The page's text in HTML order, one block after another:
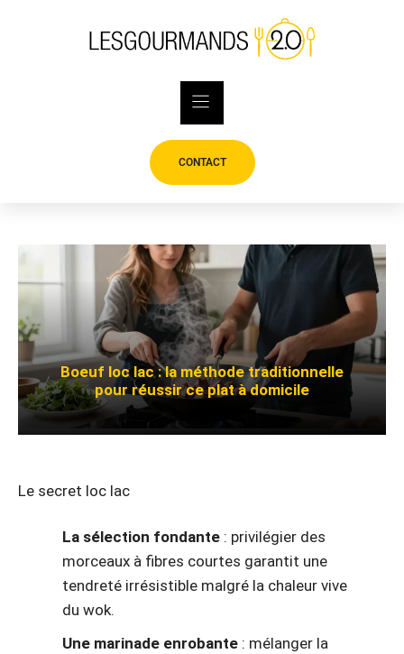
CONTACT
Boeuf loc lac : la méthode traditionnelle
pour réussir ce plat à domicile
Le secret loc lac
La sélection fondante : privilégier des
morceaux à fibres courtes garantit une
tendreté irrésistible malgré la chaleur vive
du wok.
Une marinade enrobante : mélanger la